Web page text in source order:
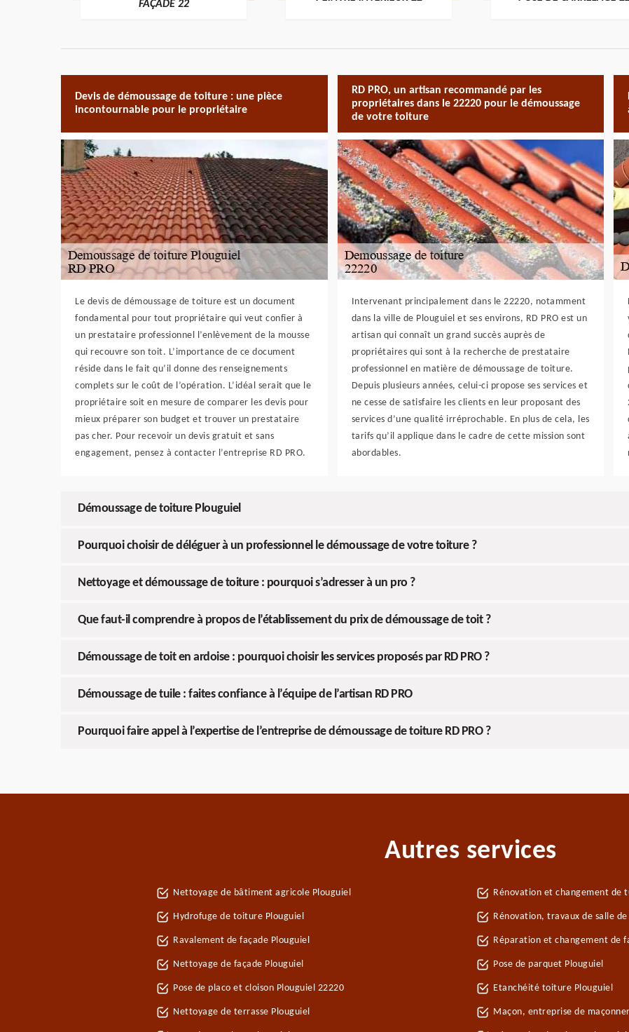
FAÇADE 22
Devis de démoussage de toiture : une pièce
incontournable pour le propriétaire
Le devis de démoussage de toiture est un document
fondamental pour tout propriétaire qui veut confier à
un prestataire professionnel l’enlèvement de la mousse
qui recouvre son toit. L’importance de ce document
réside dans le fait qu’il donne des renseignements
complets sur le coût de l’opération. L’idéal serait que le
propriétaire soit en mesure de comparer les devis pour
mieux préparer son budget et trouver un prestataire
pas cher. Pour recevoir un devis gratuit et sans
engagement, pensez à contacter l’entreprise RD PRO.
RD PRO, un artisan recommandé par les
propriétaires dans le 22220 pour le démoussage
de votre toiture
Intervenant principalement dans le 22220, notamment
dans la ville de Plouguiel et ses environs, RD PRO est un
artisan qui connaît un grand succès auprès de
propriétaires qui sont à la recherche de prestataire
professionnel en matière de démoussage de toiture.
Depuis plusieurs années, celui-ci propose ses services et
ne cesse de satisfaire les clients en leur proposant des
services d’une qualité irréprochable. En plus de cela, les
tarifs qu’il applique dans le cadre de cette mission sont
abordables.
Démoussage de toiture Plouguiel
Pourquoi choisir de déléguer à un professionnel le démoussage de votre toiture ?
Nettoyage et démoussage de toiture : pourquoi s’adresser à un pro ?
Que faut-il comprendre à propos de l’établissement du prix de démoussage de toit ?
Démoussage de toit en ardoise : pourquoi choisir les services proposés par RD PRO ?
Démoussage de tuile : faites confiance à l’équipe de l’artisan RD PRO
Pourquoi faire appel à l’expertise de l’entreprise de démoussage de toiture RD PRO ?
Autres services
Nettoyage de bâtiment agricole Plouguiel
Hydrofuge de toiture Plouguiel
Ravalement de façade Plouguiel
Nettoyage de façade Plouguiel
Pose de placo et cloison Plouguiel 22220
Nettoyage de terrasse Plouguiel
Rénovation et changement de
Rénovation, travaux de salle
Réparation et changement de
Pose de parquet Plouguiel
Etanchéité toiture Plouguiel
Maçon, entreprise de